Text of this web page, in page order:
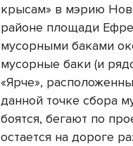
крысам» в мэрию
районе площади
мусорными баками
мусорные баки (и
«Ярче»,
данной точке сбора
боятся, бегают по
остается на дороге